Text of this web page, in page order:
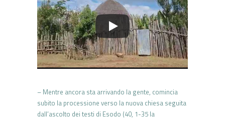
– Mentre ancora sta arrivando la gente, comincia
subito la processione verso la nuova chiesa seguita
dall’ascolto dei testi di Esodo (40, 1-35 la